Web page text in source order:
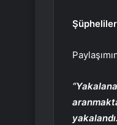
yakalandı.